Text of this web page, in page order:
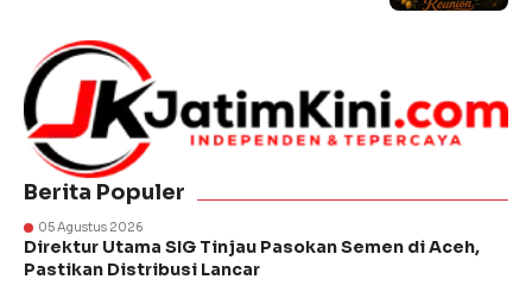
Berita Populer
05 Agustus 2026
Direktur Utama SIG Tinjau Pasokan Semen di Aceh,
Pastikan Distribusi Lancar